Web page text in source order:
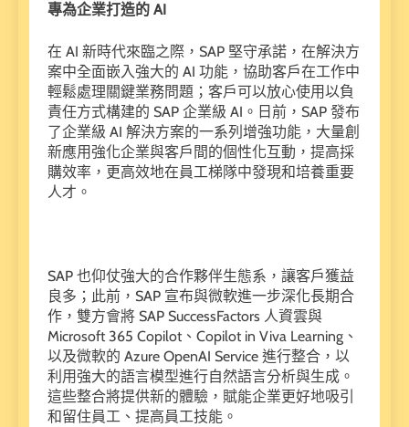
專為企業打造的 AI
在 AI 新時代來臨之際， SAP 堅守承諾，在解決方
案中全面嵌入強大的 AI 功能，協助客戶在工作中
輕鬆處理關鍵業務問題；客戶可以放心使用以負
責任方式構建的 SAP 企業級 AI 。日前， SAP 發布
了企業級 AI 解決方案的一系列增強功能，大量創
新應用強化企業與客戶間的個性化互動，提高採
購效率，更高效地在員工梯隊中發現和培養重要
人才。
SAP 也仰仗強大的合作夥伴生態系，讓客戶獲益
良多；此前， SAP 宣布與微軟進一步深化長期合
作，雙方會將 SAP SuccessFactors 人資雲與
Microsoft 365 Copilot 、 Copilot in Viva Learning 、
以及微軟的 Azure OpenAI Service 進行整合，以
利用強大的語言模型進行自然語言分析與生成。
這些整合將提供新的體驗，賦能企業更好地吸引
和留住員工、提高員工技能。